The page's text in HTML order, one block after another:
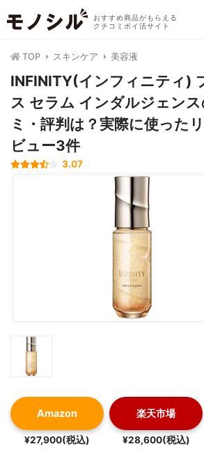
おすすめ商品がもらえる
クチコミポイ活サイト
TOP スキンケア 美容液
INFINITY(インフィニティ)
ス セラム インダルジェンス
ミ・評判は？実際に使った
ビュー3件
3.07
Amazon
¥27,900(税込)
楽天市場
¥28,600(税込)